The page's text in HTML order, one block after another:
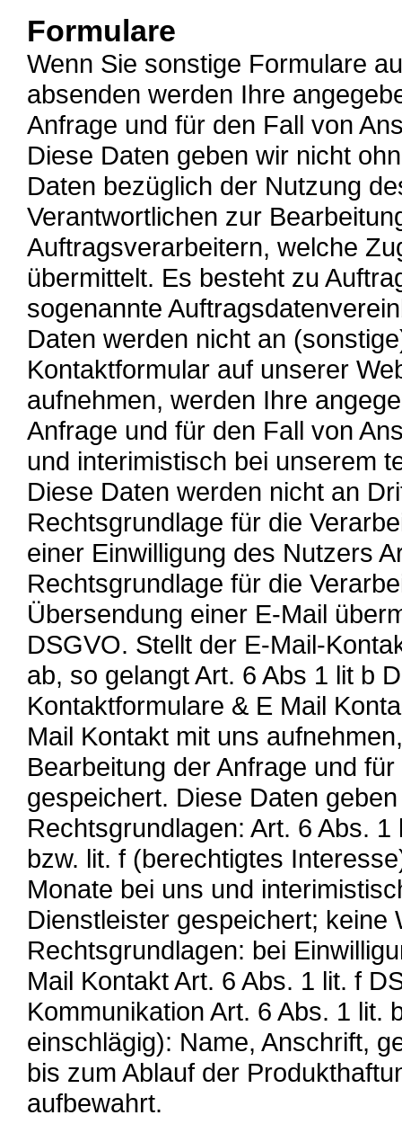
Formulare
Wenn Sie sonstige Formulare
absenden werden Ihre
Anfrage und für den Fall von
Diese Daten geben wir nicht
Daten bezüglich der Nutzung
Verantwortlichen zur
Auftragsverarbeitern, welche
übermittelt. Es besteht zu
sogenannte
Daten werden nicht an
Kontaktformular auf unserer
aufnehmen, werden Ihre
Anfrage und für den Fall von
und interimistisch bei unserem
Diese Daten werden nicht an
Rechtsgrundlage für die
einer Einwilligung des Nutzers
Rechtsgrundlage für die
Übersendung einer E-Mail
DSGVO. Stellt der E-Mail-
ab, so gelangt Art. 6 Abs 1 lit b
Kontaktformulare & E Mail
Mail Kontakt mit uns
Bearbeitung der Anfrage und
gespeichert. Diese Daten
Rechtsgrundlagen: Art. 6 Abs.
bzw. lit. f (berechtigtes
Monate bei uns und
Dienstleister gespeichert; keine
Rechtsgrundlagen: bei
Mail Kontakt Art. 6 Abs. 1 lit. f
Kommunikation Art. 6 Abs. 1 lit.
einschlägig): Name, Anschrift,
bis zum Ablauf der
aufbewahrt.